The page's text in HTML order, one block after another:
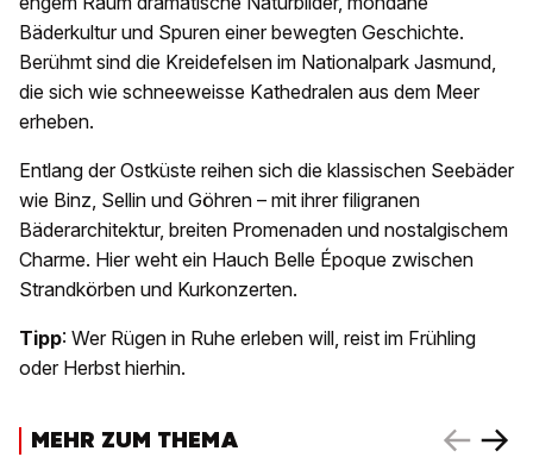
Bäderkultur und Spuren einer bewegten Geschichte.
Berühmt sind die Kreidefelsen im Nationalpark Jasmund,
die sich wie schneeweisse Kathedralen aus dem Meer
erheben.
Entlang der Ostküste reihen sich die klassischen Seebäder
wie Binz, Sellin und Göhren – mit ihrer filigranen
Bäderarchitektur, breiten Promenaden und nostalgischem
Charme. Hier weht ein Hauch Belle Époque zwischen
Strandkörben und Kurkonzerten.
Tipp: Wer Rügen in Ruhe erleben will, reist im Frühling
oder Herbst hierhin.
MEHR ZUM THEMA